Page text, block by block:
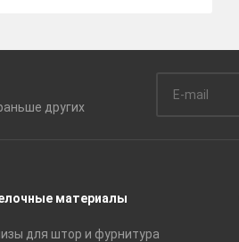
других
материалы
для штор и фурнитура